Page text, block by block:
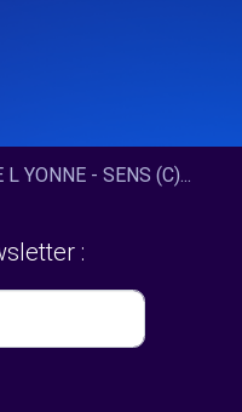
L YONNE - SENS (C)...
: